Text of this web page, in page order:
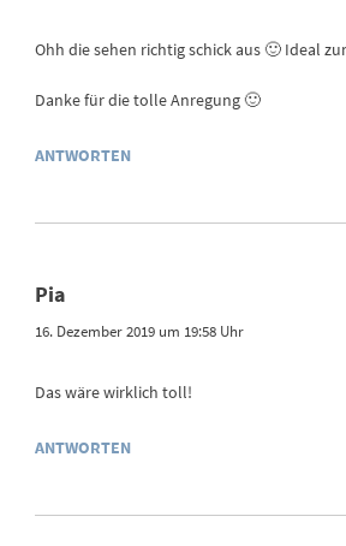
Ohh die sehen richtig schick aus 🙂 Ideal
Danke für die tolle Anregung 🙂
ANTWORTEN
Pia
16. Dezember 2019 um 19:58 Uhr
Das wäre wirklich toll!
ANTWORTEN